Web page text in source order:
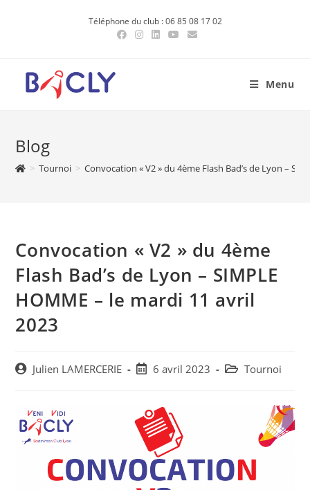
Téléphone du club : 06 85 08 17 02
Menu
Blog
> Tournoi > Convocation « V2 » du 4ème Flash Bad’s de Lyon –
Convocation « V2 » du 4ème
Flash Bad’s de Lyon – SIMPLE
HOMME – le mardi 11 avril
2023
PostJulien LAMERCERIE
Post6 avril 2023
Post Tournoi